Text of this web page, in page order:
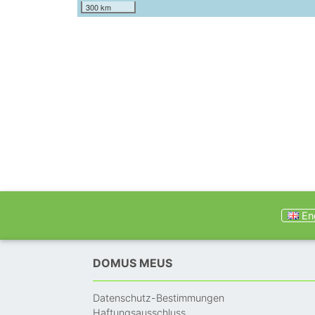
300 km
DOMUS MEUS
Datenschutz-Bestimmungen
Haftungsausschluss